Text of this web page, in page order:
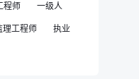
程师 一级人
理工程师 执业